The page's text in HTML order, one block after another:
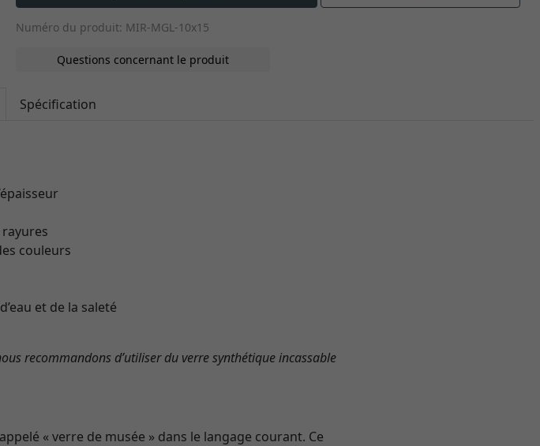
Numéro du produit: MIR-MGL-10x15
Questions concernant le produit
Spécification
couleurs
et de la saleté
recommandons d’utiliser du verre synthétique incassable
« verre de musée » dans le langage courant. Ce